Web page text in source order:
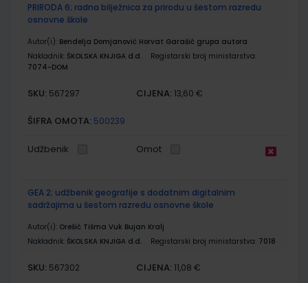
PRIRODA 6; radna bilježnica za prirodu u šestom razredu
osnovne škole
Autor(i): Bendelja Domjanović Horvat Garašić grupa autora
Nakladnik: ŠKOLSKA KNJIGA d.d.
Registarski broj ministarstva:
7074-DOM
SKU: 567297 CIJENA: 13,60 €
ŠIFRA OMOTA: 500239
Udžbenik Omot
GEA 2; udžbenik geografije s dodatnim digitalnim
sadržajima u šestom razredu osnovne škole
Autor(i): Orešić Tišma Vuk Bujan Kralj
Nakladnik: ŠKOLSKA KNJIGA d.d. Registarski broj ministarstva: 7018
SKU: 567302 CIJENA: 11,08 €